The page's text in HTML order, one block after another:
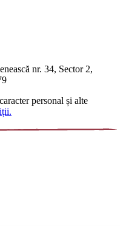
nr. 34, Sector 2,
personal și alte